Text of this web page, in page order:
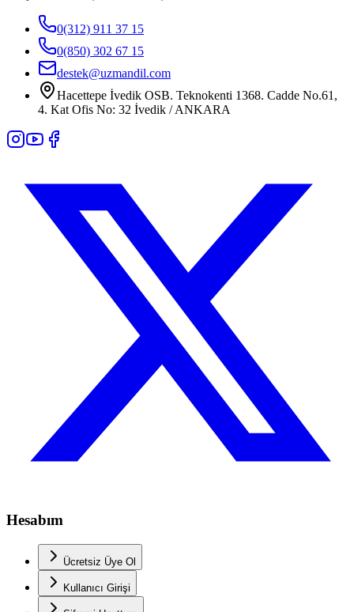
0(312) 911 37 15
0(850) 302 67 15
destek@uzmandil.com
Hacettepe İvedik OSB. Teknokenti 1368. Cadde No.61,
4. Kat Ofis No: 32 İvedik / ANKARA
Hesabım
Ücretsiz Üye Ol
Kullanıcı Girişi